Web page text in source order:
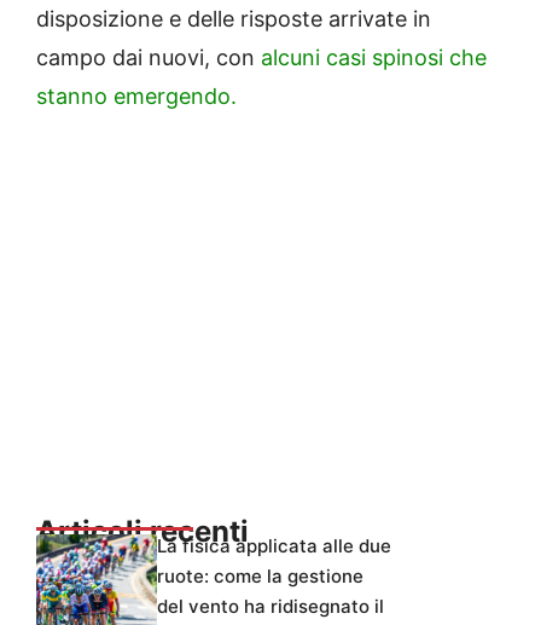
disposizione e delle risposte arrivate in
campo dai nuovi, con alcuni casi spinosi che
stanno emergendo.
Articoli recentiLa fisica applicata alle due
ruote: come la gestione
del vento ha ridisegnato il